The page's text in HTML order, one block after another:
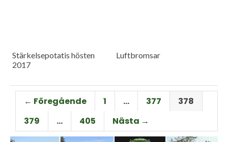
Stärkelsepotatis hösten
2017
Luftbromsar
← Föregående 1 … 377
378
379
… 405 Nästa →